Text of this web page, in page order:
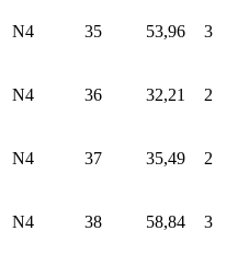
N4 35 53,96 3
N4 36 32,21 2
N4 37 35,49 2
N4 38 58,84 3